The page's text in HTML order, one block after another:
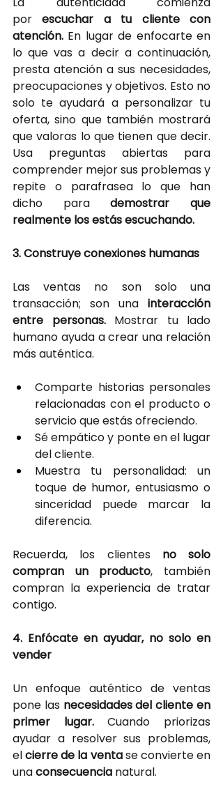
por escuchar a tu cliente con
atención. En lugar de enfocarte en
lo que vas a decir a continuación,
presta atención a sus necesidades,
preocupaciones y objetivos. Esto no
solo te ayudará a personalizar tu
oferta, sino que también mostrará
que valoras lo que tienen que decir.
Usa preguntas abiertas para
comprender mejor sus problemas y
repite o parafrasea lo que han
dicho para demostrar que
realmente los estás escuchando.
3. Construye conexiones humanas
Las ventas no son solo una
transacción; son una interacción
entre personas. Mostrar tu lado
humano ayuda a crear una relación
más auténtica.
Comparte historias personales
relacionadas con el producto o
servicio que estás ofreciendo.
Sé empático y ponte en el lugar
del cliente.
Muestra tu personalidad: un
toque de humor, entusiasmo o
sinceridad puede marcar la
diferencia.
Recuerda, los clientes
no solo
compran un producto, también
compran la experiencia de tratar
contigo.
4. Enfócate en ayudar, no solo en
vender
Un enfoque auténtico de ventas
pone las necesidades del cliente en
primer lugar.
Cuando priorizas
ayudar a resolver sus problemas,
elcierre de la ventase convierte en
unaconsecuencia natural.